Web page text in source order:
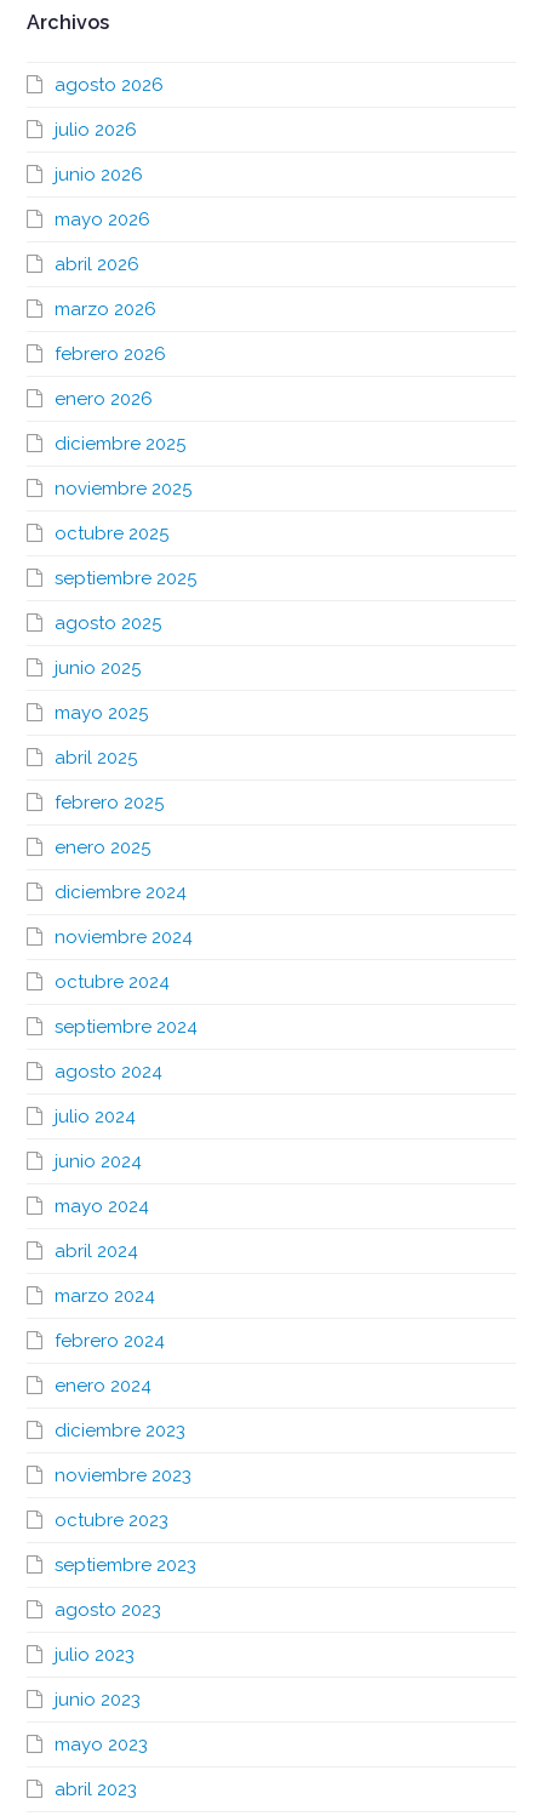
Archivos
agosto 2026
julio 2026
junio 2026
mayo 2026
abril 2026
marzo 2026
febrero 2026
enero 2026
diciembre 2025
noviembre 2025
octubre 2025
septiembre 2025
agosto 2025
junio 2025
mayo 2025
abril 2025
febrero 2025
enero 2025
diciembre 2024
noviembre 2024
octubre 2024
septiembre 2024
agosto 2024
julio 2024
junio 2024
mayo 2024
abril 2024
marzo 2024
febrero 2024
enero 2024
diciembre 2023
noviembre 2023
octubre 2023
septiembre 2023
agosto 2023
julio 2023
junio 2023
mayo 2023
abril 2023